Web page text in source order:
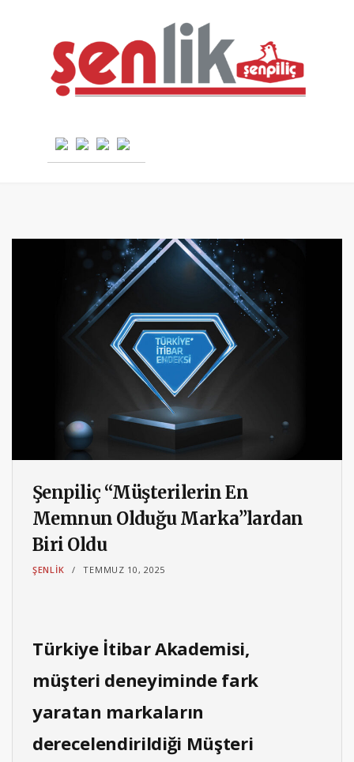
Şenpiliç “Müşterilerin En
Memnun Olduğu Marka”lardan
Biri Oldu
ŞENLIK TEMMUZ 10, 2025
Türkiye İtibar Akademisi,
müşteri deneyiminde fark
yaratan markaların
derecelendirildiği Müşteri